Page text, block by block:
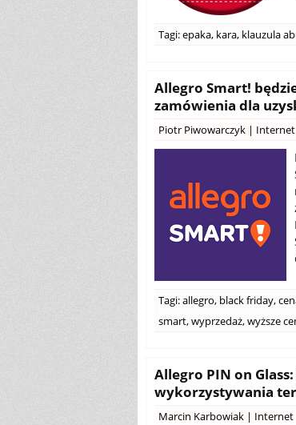
Tagi:epaka, kara, klauzula
Allegro Smart!
zamówienia dla
Piotr Piwowarczyk | Internet
Tagi:allegro, black friday,
smart,wyprzedaż,wyższe
Allegro PIN on
wykorzystywania
Marcin Karbowiak | Internet